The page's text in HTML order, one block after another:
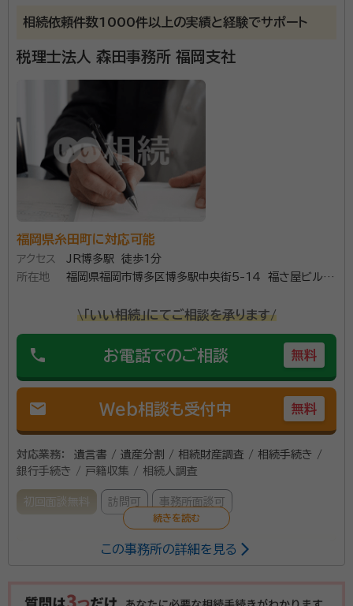
速・丁寧な対応をします。お話しをお伺いし、お悩みをな
供いたします。相続人の確定・遺産分割・不動産の名義変
更・財産の分配など、豊富な人材を生かし、出来る限り、
ご依頼者の方にご負担のないように手続きをいたしま
す。 【対応地域】福岡県全域 【営業時間】平日9:00～
18:00
所属団体：
相続依頼件数1000件以上の実績と経験でサポート
税理士法人 森田事務所 福岡支社
福岡県糸田町に対応可能
アクセス
JR博多駅 徒歩1分
所在地
福岡県福岡市博多区博多駅中央街5-14 福さ屋ビル
\「いい相続」にてご相談を承ります/
phone お電話でのご相談 無料
mail Web相談も受付中 無料
対応業務：
遺言書 / 遺産分割 / 相続財産調査 / 相続手続き /
銀行手続き / 戸籍収集 / 相続人調査
初回面談無料 訪問可 事務所面談可
税理士法人 森田事務所は、神戸本社と長崎・福岡・熊本・
きに生じる困りごとや紛争は避けたいことと思います
この事務所の詳細を見る